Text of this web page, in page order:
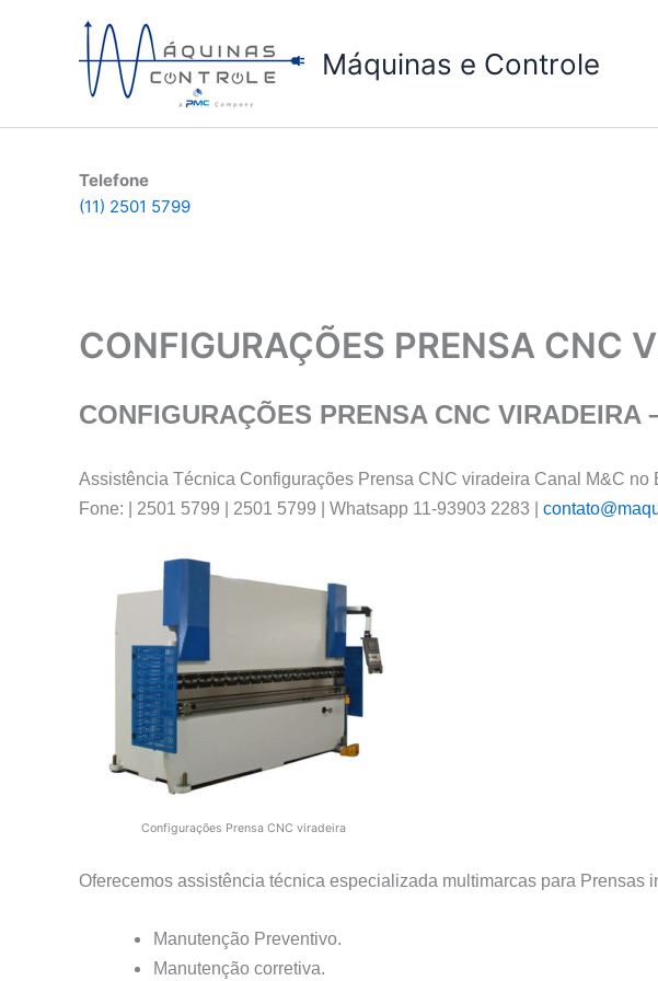
Máquinas e Controle
Telefone
(11) 2501 5799
CONFIGURAÇÕES PRENSA CNC
CONFIGURAÇÕES PRENSA CNC VIRADEIRA
Assistência Técnica Configurações Prensa CNC viradeira Canal M&C no
Fone: | 2501 5799 | 2501 5799 | Whatsapp 11-93903 2283 |
Configurações Prensa CNC viradeira
Oferecemos assistência técnica especializada multimarcas para
Manutenção Preventivo.
Manutenção corretiva.